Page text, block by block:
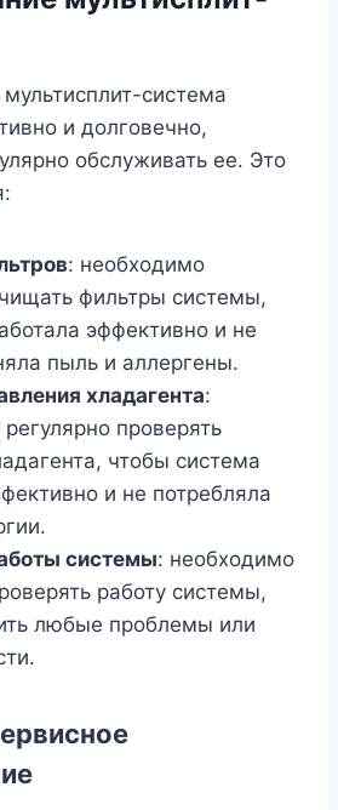
система
и долговечно,
обслуживать ее. Это
: необходимо
фильтры системы,
эффективно и не
пыль и аллергены.
хладагента:
проверять
чтобы система
и не потребляла
системы: необходимо
работу системы,
любые проблемы или